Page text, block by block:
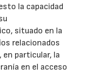
la capacidad
situado en la
relacionados
en particular, la
en el acceso